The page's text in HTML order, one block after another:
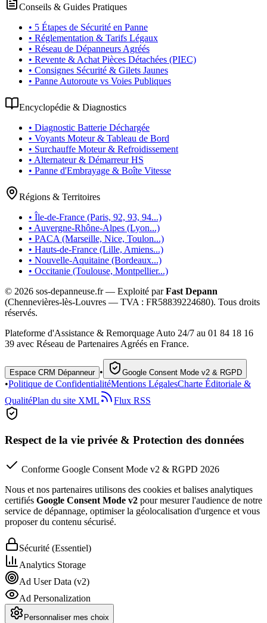
Conseils & Guides Pratiques
• 5 Étapes de Sécurité en Panne
• Réglementation & Tarifs Légaux
• Réseau de Dépanneurs Agréés
• Revente & Achat Pièces Détachées (PIEC)
• Consignes Sécurité & Gilets Jaunes
• Panne Autoroute vs Voies Publiques
Encyclopédie & Diagnostics
• Diagnostic Batterie Déchargée
• Voyants Moteur & Tableau de Bord
• Surchauffe Moteur & Refroidissement
• Alternateur & Démarreur HS
• Panne d'Embrayage & Boîte Vitesse
Régions & Territoires
• Île-de-France (Paris, 92, 93, 94...)
• Auvergne-Rhône-Alpes (Lyon...)
• PACA (Marseille, Nice, Toulon...)
• Hauts-de-France (Lille, Amiens...)
• Nouvelle-Aquitaine (Bordeaux...)
• Occitanie (Toulouse, Montpellier...)
© 2026 sos-depanneuse.fr — Exploité parFast Depann
(Chennevières-lès-Louvres — TVA : FR58839224680). Tous droits
réservés.
Plateforme d'Assistance & Remorquage Auto 24/7 au 01 84 18 16
39 avec Réseau de Partenaires Agréés en France.
Espace CRM Dépanneur • Google Consent Mode v2 & RGPD
•Politique de ConfidentialitéMentions LégalesCharte Éditoriale &
QualitéPlan du site XML Flux RSS
Respect de la vie privée & Protection des données
Conforme Google Consent Mode v2 & RGPD 2026
Nous et nos partenaires utilisons des cookies et balises analytiques
certifiés Google Consent Mode v2 pour mesurer l'audience de notre
service de dépannage, optimiser la géolocalisation d'urgence et vous
proposer du contenu sécurisé.
Sécurité (Essentiel)
Analytics Storage
Ad User Data (v2)
Ad Personalization
Personnaliser mes choix